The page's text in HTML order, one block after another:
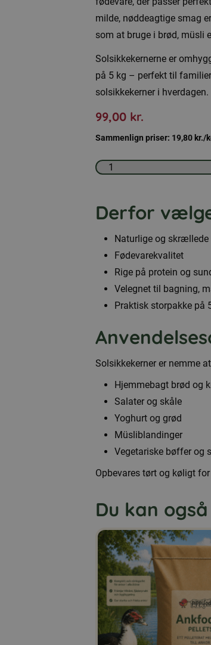
milde, nøddeagtige smag
som at bruge i brød, müsli
Solsikkekernerne er
på 5 kg – perfekt til
solsikkekerner i hverdagen.
99,00 kr.
Sammenlign priser: 19,80 kr./
Solsikkekerner
antal
Derfor
Naturlige og skrællede
Fødevarekvalitet
Rige på protein og
Velegnet til bagning,
Praktisk storpakke på
Solsikkekerner er nemme
Hjemmebagt brød og
Salater og skåle
Yoghurt og grød
Müsliblandinger
Vegetariske bøffer og
Opbevares tørt og køligt
Du kan